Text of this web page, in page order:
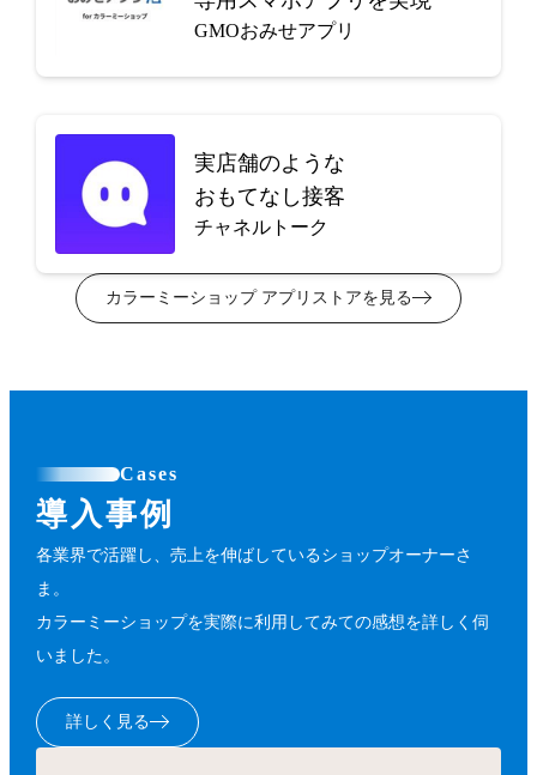
GMOおみせアプリ
実店舗のような
おもてなし接客
チャネルトーク
カラーミーショップ アプリストアを見る
Cases
導入事例
各業界で活躍し、売上を伸ばしているショップオーナーさ
ま。
カラーミーショップを実際に利用してみての感想を詳しく伺
いました。
詳しく見る